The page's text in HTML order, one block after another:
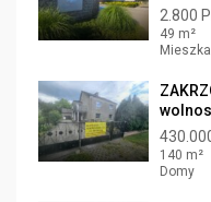
2.800
49 m²
140 m²
Domy